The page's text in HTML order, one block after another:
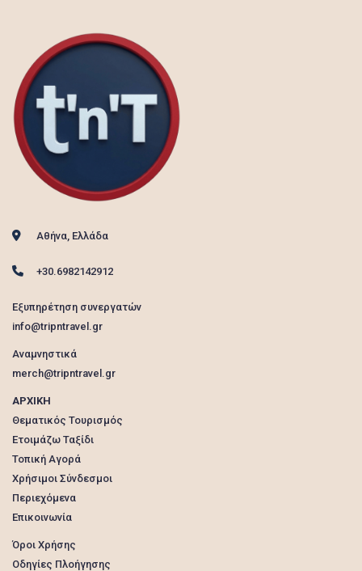
Αθήνα, Ελλάδα
+30.6982142912
Εξυπηρέτηση συνεργατών
info@tripntravel.gr
Αναμνηστικά
merch@tripntravel.gr
ΑΡΧΙΚΗ
Θεματικός Τουρισμός
Ετοιμάζω Ταξίδι
Τοπική Αγορά
Χρήσιμοι Σύνδεσμοι
Περιεχόμενα
Επικοινωνία
Όροι Χρήσης
Οδηγίες Πλοήγησης